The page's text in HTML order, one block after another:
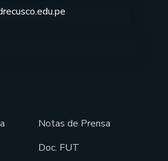
Notas de Prensa
Doc. FUT